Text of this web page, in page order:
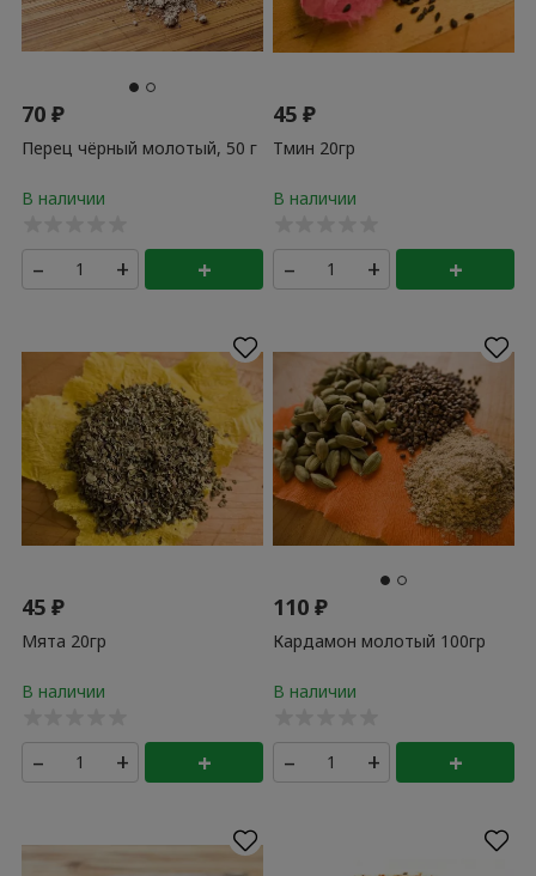
70₽
Перец чёрный молотый, 50 г
– + +
45₽
Тмин 20гр
– + +
45₽
Мята 20гр
– + +
110₽
Кардамон молотый 100гр
– + +